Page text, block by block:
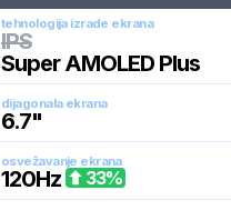
tehnologija izrade ekrana
IPS
Super AMOLED Plus
dijagonala ekrana
6.7"
osvežavanje ekrana
120Hz 33%